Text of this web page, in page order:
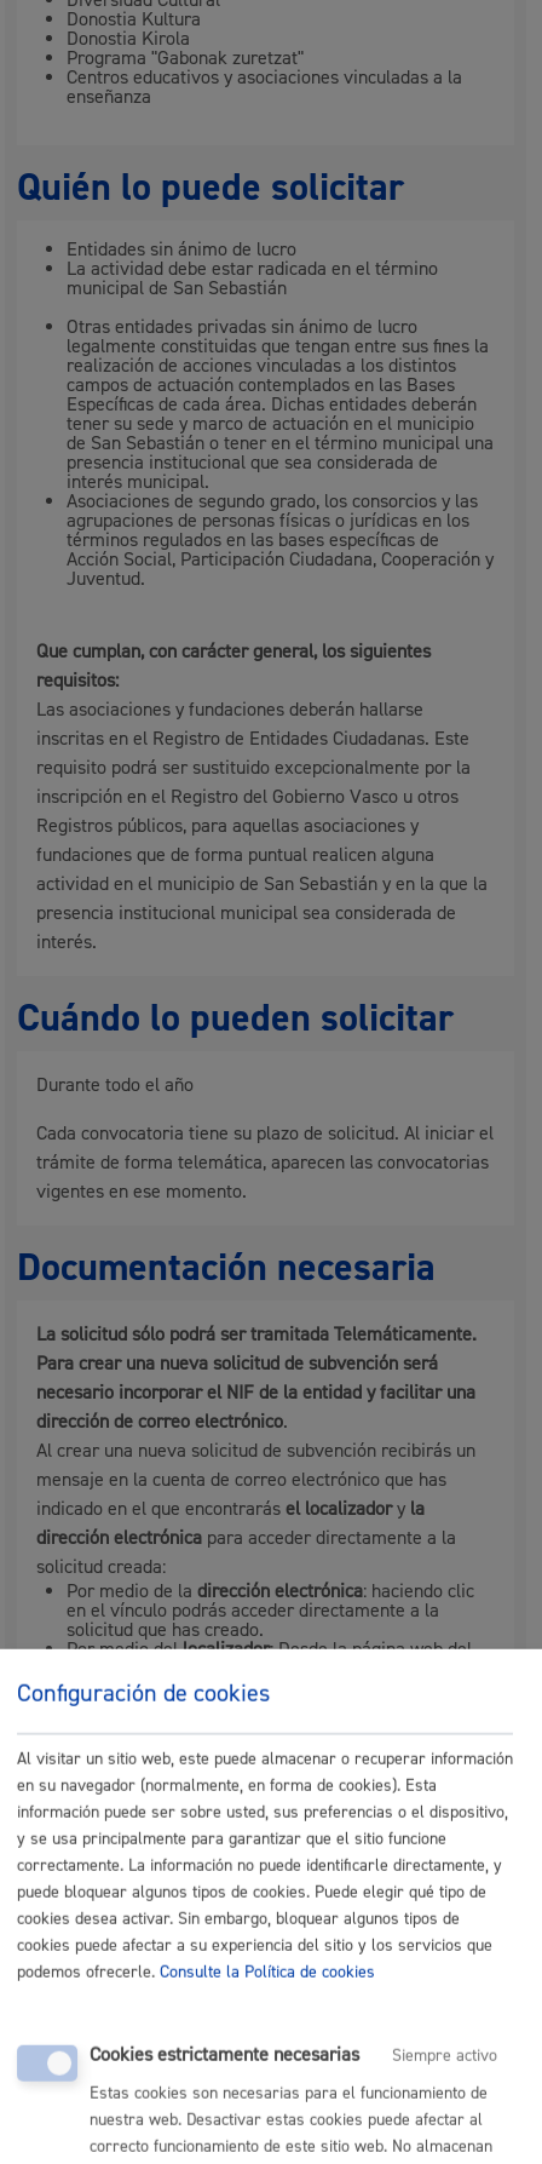
Donostia Kultura
Donostia Kirola
Programa "Gabonak zuretzat"
Centros educativos y asociaciones vinculadas a la
enseñanza
Quién lo puede solicitar
Entidades sin ánimo de lucro
La actividad debe estar radicada en el término
municipal de San Sebastián
Otras entidades privadas sin ánimo de lucro
legalmente constituidas que tengan entre sus fines la
realización de acciones vinculadas a los distintos
campos de actuación contemplados en las Bases
Específicas de cada área. Dichas entidades deberán
tener su sede y marco de actuación en el municipio
de San Sebastián o tener en el término municipal una
presencia institucional que sea considerada de
interés municipal.
Asociaciones de segundo grado, los consorcios y las
agrupaciones de personas físicas o jurídicas en los
términos regulados en las bases específicas de
Acción Social, Participación Ciudadana, Cooperación y
Juventud.
Que cumplan, con carácter general, los siguientes
requisitos:
Las asociaciones y fundaciones deberán hallarse
inscritas en el Registro de Entidades Ciudadanas. Este
requisito podrá ser sustituido excepcionalmente por la
inscripción en el Registro del Gobierno Vasco u otros
Registros públicos, para aquellas asociaciones y
fundaciones que de forma puntual realicen alguna
actividad en el municipio de San Sebastián y en la que la
presencia institucional municipal sea considerada de
interés.
Cuándo lo pueden solicitar
Durante todo el año
Cada convocatoria tiene su plazo de solicitud. Al iniciar el
trámite de forma telemática, aparecen las convocatorias
vigentes en ese momento.
Documentación necesaria
La solicitud sólo podrá ser tramitada Telemáticamente.
Para crear una nueva solicitud de subvención será
necesario incorporar el NIF de la entidad y facilitar una
dirección de correo electrónico.
Al crear una nueva solicitud de subvención recibirás un
mensaje en la cuenta de correo electrónico que has
indicado en el que encontrarás el localizadory la
dirección electrónica para acceder directamente a la
solicitud creada:
Por medio de ladirección electrónica: haciendo clic
en el vínculo podrás acceder directamente a la
solicitud que has creado.
Por medio dellocalizador: Desde la página web del
a realizar el trámite de solicitud de subvención,
además de poder realizar una nueva solicitud,
escribir el Numerode Identificación Fiscal, se podrá
acceder a las solicitude
ya iniciada
introduciendo el
localizador.
Es muy importante cumplimentar debidamente los
campos del cuestionario de solicitud y aportar la
información que se solicita ya que la valoración del
proyecto y, en consecuencia, el importe de la subvención
que se conceda se realiza en base a la información que
incluyan las asociaciones y entidades en dicho formulario
Documentación complementaria
Ficheros
situaciones:
Configuración de cookies
Al visitar un sitio web, este puede almacenar o recuperar información
en su navegador (normalmente, en forma de cookies). Esta
información puede ser sobre usted, sus preferencias o el dispositivo,
y se usa principalmente para garantizar que el sitio funcione
correctamente. La información no puede identificarle directamente, y
puede bloquear algunos tipos de cookies. Puede elegir qué tipo de
cookies desea activar. Sin embargo, bloquear algunos tipos de
cookies puede afectar a su experiencia del sitio y los servicios que
podemos ofrecerle. Consulte la Política de cookies
Cookies estrictamente necesarias
Siempre activo
Estas cookies son necesarias para el funcionamiento de
nuestra web. Desactivar estas cookies puede afectar al
correcto funcionamiento de este sitio web. No almacenan